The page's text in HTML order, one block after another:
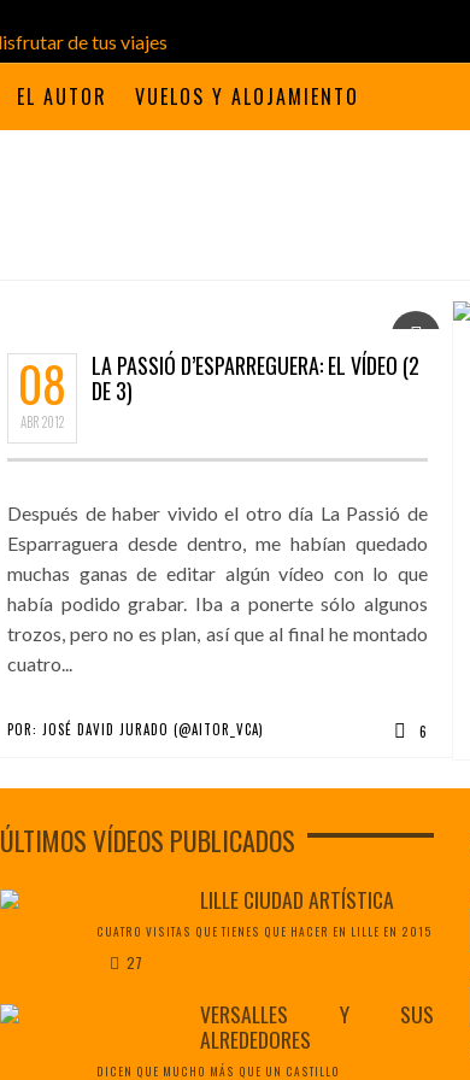
EL AUTOR VUELOS Y ALOJAMIENTO
08
ABR2012
LA PASSIÓ D’ESPARREGUERA: EL VÍDEO (2
DE 3)
Después de haber vivido el otro día La Passió de
Esparraguera desde dentro, me habían quedado
muchas ganas de editar algún vídeo con lo que
había podido grabar. Iba a ponerte sólo algunos
trozos, pero no es plan, así que al final he montado
cuatro...
POR: JOSÉ DAVID JURADO (@AITOR_VCA) 6
ÚLTIMOS VÍDEOS PUBLICADOS
LILLE CIUDAD ARTÍSTICA
CUATRO VISITAS QUE TIENES QUE HACER EN LILLE EN 2015
27
VERSALLES Y SUS
ALREDEDORES
DICEN QUE MUCHO MÁS QUE UN CASTILLO